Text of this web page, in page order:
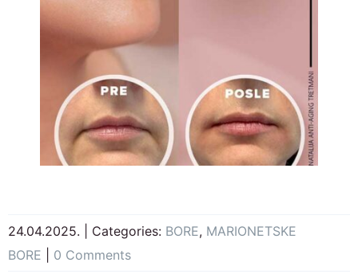
24.04.2025. Categories: BORE, MARIONETSKE
BORE
0 Comments